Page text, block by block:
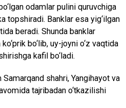
odamlar pulini quruvchiga
topshiradi. Banklar esa yig‘ilgan
beradi. Shunda banklar
bo‘lib, uy-joyni o‘z vaqtida
kafil bo‘ladi.
shahri, Yangihayot va
tajribadan o‘tkazilishi